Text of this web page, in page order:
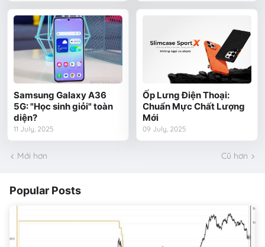
Samsung Galaxy A36
5G: "Học sinh giỏi" toàn
diện?
11 July, 2025
Ốp Lưng Điện Thoại:
Chuẩn Mực Chất Lượng
Mới
09 July, 2025
Mới hơn Cũ hơn
Popular Posts